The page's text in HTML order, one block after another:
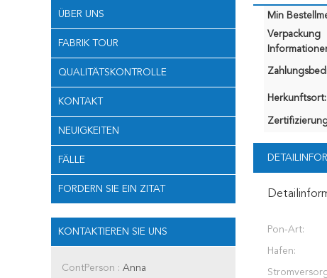
ÜBER UNS
FABRIK TOUR
QUALITÄTSKONTROLLE
KONTAKT
NEUIGKEITEN
FÄLLE
FORDERN SIE EIN ZITAT
KONTAKTIEREN SIE UNS
ContPerson : Anna
Min
Verpackung
Herkunftsort:
Pon-Art:
Hafen: